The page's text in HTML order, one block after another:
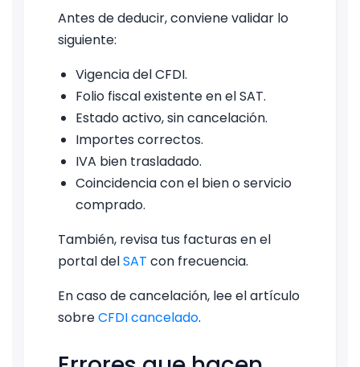
Antes de deducir, conviene validar lo
siguiente:
Vigencia del CFDI.
Folio fiscal existente en el SAT.
Estado activo, sin cancelación.
Importes correctos.
IVA bien trasladado.
Coincidencia con el bien o servicio
comprado.
También, revisa tus facturas en el
portal delSAT con frecuencia.
En caso de cancelación, lee el artículo
sobreCFDI cancelado.